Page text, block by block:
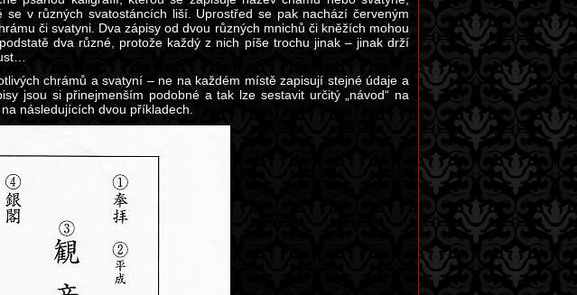
v různých svatostáncích liší. Uprostřed se pak nachází červeným
či svatyni. Dva zápisy od dvou různých mnichů či kněžích mohou
dva různé, protože každý z nich píše trochu jinak – jinak drží
chrámů a svatyní – ne na každém místě zapisují stejné údaje a
jsou si přinejmenším podobné a tak lze sestavit určitý „návod“ na
následujících dvou příkladech.